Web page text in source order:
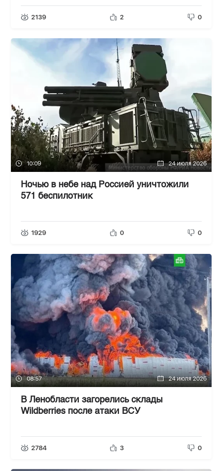
2139 2 0
10:09 24 июля 2026
Ночью в небе над Россией уничтожили
571 беспилотник
1929 0 0
08:57 24 июля 2026
В Ленобласти загорелись склады
Wildberries после атаки ВСУ
2784 3 0